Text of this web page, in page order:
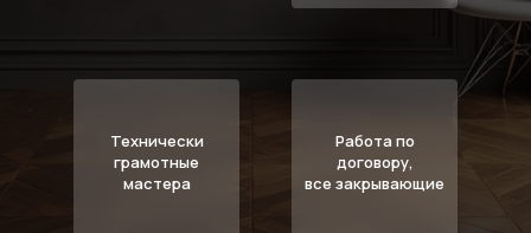
Технически
грамотные
мастера
Работа по
договору,
все закрывающие